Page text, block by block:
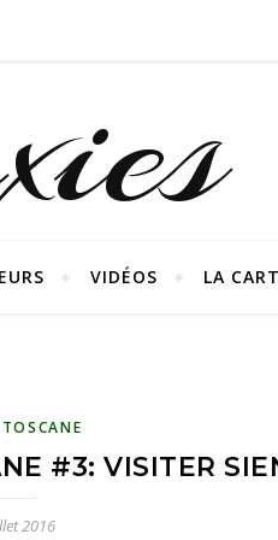
VIDÉOS LA
TOSCANE
#3: VISITER
2016